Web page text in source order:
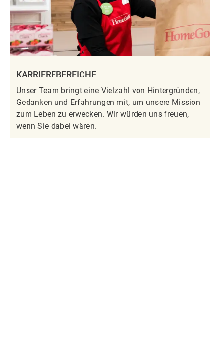
KARRIEREBEREICHE
Unser Team bringt eine Vielzahl von Hintergründen,
Gedanken und Erfahrungen mit, um unsere Mission
zum Leben zu erwecken. Wir würden uns freuen,
wenn Sie dabei wären.